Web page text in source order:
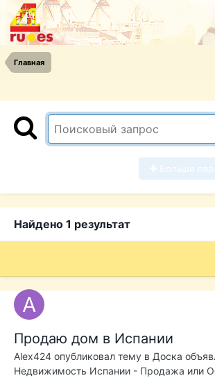
Главная
Найдено 1 результат
Продаю дом в Испании
Alex424 опубликовал тему в Доска
Недвижимость Испании - Продажа или